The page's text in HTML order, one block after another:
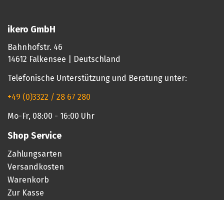
ikero GmbH
Bahnhofstr. 46
14612 Falkensee | Deutschland
Telefonische Unterstützung und Beratung unter:
+49 (0)3322 / 28 67 280
Mo-Fr, 08:00 - 16:00 Uhr
Shop Service
Zahlungsarten
Versandkosten
Warenkorb
Zur Kasse